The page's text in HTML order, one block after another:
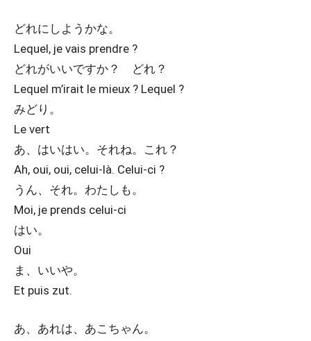
どれにしようかな。
Lequel, je vais prendre ?
どれがいいですか？ どれ？
Lequel m’irait le mieux ? Lequel ?
みどり。
Le vert
あ、はいはい。それね。これ？
Ah, oui, oui, celui-là. Celui-ci ?
うん、それ。わたしも。
Moi, je prends celui-ci
はい。
Oui
ま、いいや。
Et puis zut.
あ、あれは、あこちゃん。